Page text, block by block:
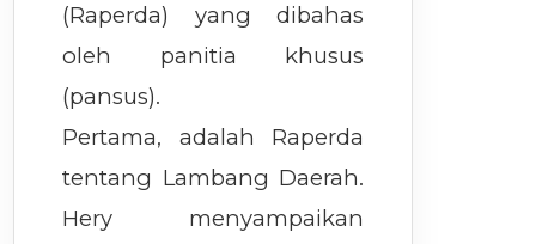
(Raperda) yang dibahas
oleh panitia khusus
(pansus).
Pertama, adalah Raperda
tentang Lambang Daerah.
Hery menyampaikan